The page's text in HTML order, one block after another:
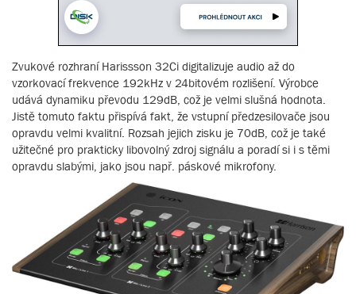
Zvukové rozhraní Harissson 32Ci digitalizuje audio až do
vzorkovací frekvence 192kHz v 24bitovém rozlišení. Výrobce
udává dynamiku převodu 129dB, což je velmi slušná hodnota.
Jistě tomuto faktu přispívá fakt, že vstupní předzesilovače jsou
opravdu velmi kvalitní. Rozsah jejich zisku je 70dB, což je také
užitečné pro prakticky libovolný zdroj signálu a poradí si i s těmi
opravdu slabými, jako jsou např. páskové mikrofony.